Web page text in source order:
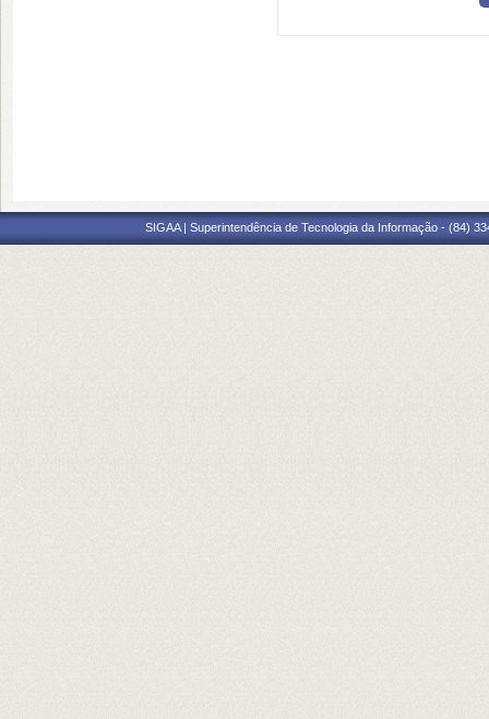
SIGAA | Superintendência de Tecnologia da Informação - (84)